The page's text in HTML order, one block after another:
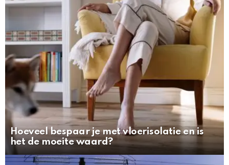
Hoeveel bespaar je met vloerisolatie en is
het de moeite waard?